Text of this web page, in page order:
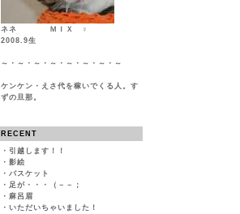
ネネ ＭＩＸ ♀
2008.9生
～・～・～・～・～・～・～・～
ケンケン・えさ代を稼いでくる人。す
ずの旦那。
RECENT
・ 引越します！！
・ 影絵
・ バスケット
・ 足が・・・（－－；
・ 麻呂眉
・ いただいちゃいました！